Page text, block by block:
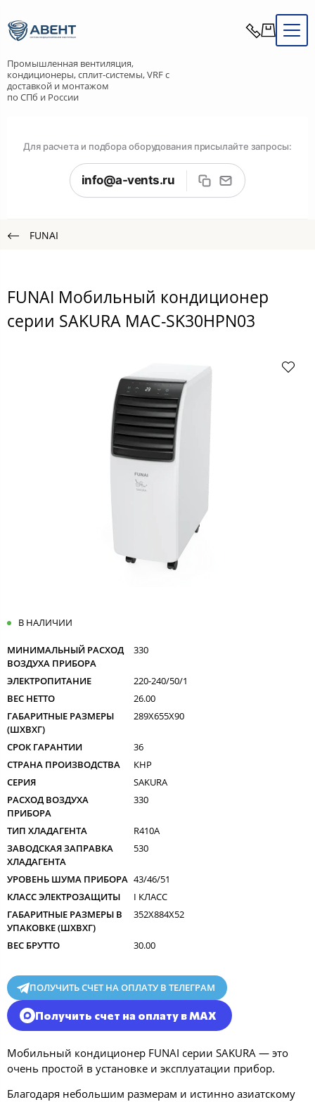
Промышленная вентиляция,
кондиционеры, сплит-системы, VRF с
доставкой и монтажом
по СПб и России
Для расчета и подбора оборудования присылайте запросы:
info@a-vents.ru
FUNAI
FUNAI Мобильный кондиционер
серии SAKURA MAC-SK30HPN03
В НАЛИЧИИ
МИНИМАЛЬНЫЙ РАСХОД
ВОЗДУХА ПРИБОРА
330
ЭЛЕКТРОПИТАНИЕ
220-240/50/1
ВЕС НЕТТО
26.00
ГАБАРИТНЫЕ РАЗМЕРЫ
(ШXВXГ)
289X655X90
СРОК ГАРАНТИИ
36
СТРАНА ПРОИЗВОДСТВА
КНР
СЕРИЯ
SAKURA
РАСХОД ВОЗДУХА
ПРИБОРА
330
ТИП ХЛАДАГЕНТА
R410A
ЗАВОДСКАЯ ЗАПРАВКА
ХЛАДАГЕНТА
530
УРОВЕНЬ ШУМА ПРИБОРА 43/46/51
КЛАСС ЭЛЕКТРОЗАЩИТЫ
I КЛАСС
ГАБАРИТНЫЕ РАЗМЕРЫ В
УПАКОВКЕ (ШXВXГ)
352X884X52
ВЕС БРУТТО 30.00
ПОЛУЧИТЬ СЧЕТ НА ОПЛАТУ В ТЕЛЕГРАМ
Получить счет на оплату в MAX
Мобильный кондиционер FUNAI серии SAKURA — это
очень простой в установке и эксплуатации прибор.
Благодаря небольшим размерам и истинно азиатскому